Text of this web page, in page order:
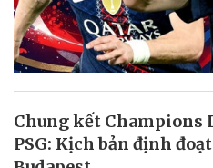
Chung kết Champions
PSG: Kịch bản định